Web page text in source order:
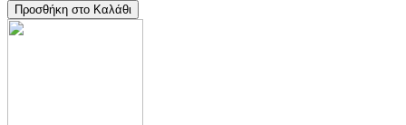
Προσθήκη στο Καλάθι